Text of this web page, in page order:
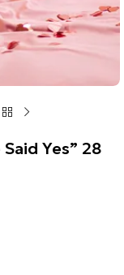
Yes” 28΄΄